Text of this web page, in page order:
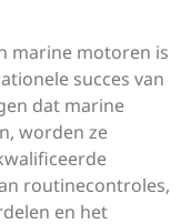
marine motoren is
succes van
dat marine
worden ze
routinecontroles,
en het